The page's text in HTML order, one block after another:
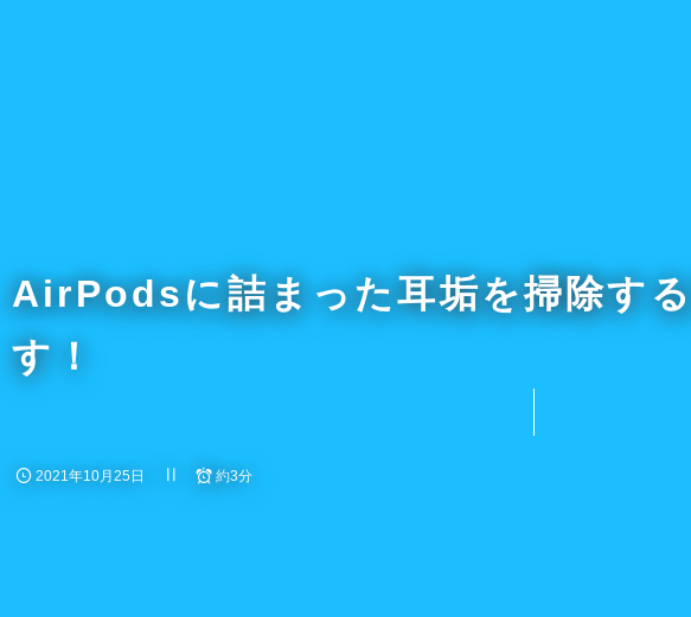
AirPodsに詰まった耳垢を掃除す
す！
2021年10月25日 約3分